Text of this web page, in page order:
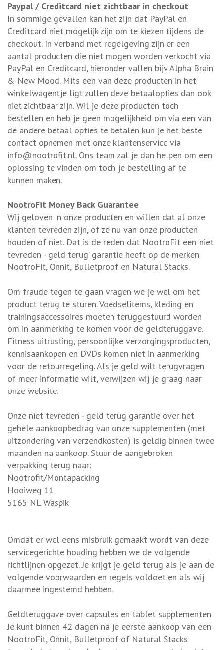
Paypal / Creditcard niet zichtbaar in checkout
In sommige gevallen kan het zijn dat PayPal en
Creditcard niet mogelijk zijn om te kiezen tijdens de
checkout. In verband met regelgeving zijn er een
aantal producten die niet mogen worden verkocht via
PayPal en Creditcard, hieronder vallen bijv Alpha Brain
& New Mood. Mits een van deze producten in het
winkelwagentje ligt zullen deze betaalopties dan ook
niet zichtbaar zijn. Wil je deze producten toch
bestellen en heb je geen mogelijkheid om via een van
de andere betaal opties te betalen kun je het beste
contact opnemen met onze klantenservice via
info@nootrofit.nl. Ons team zal je dan helpen om een
oplossing te vinden om toch je bestelling af te
kunnen maken.
NootroFit Money Back Guarantee
Wij geloven in onze producten en willen dat al onze
klanten tevreden zijn, of ze nu van onze producten
houden of niet. Dat is de reden dat NootroFit een ‘niet
tevreden - geld terug’ garantie heeft op de merken
NootroFit, Onnit, Bulletproof en Natural Stacks.
Om fraude tegen te gaan vragen we je wel om het
product terug te sturen. Voedselitems, kleding en
trainingsaccessoires moeten teruggestuurd worden
om in aanmerking te komen voor de geldteruggave.
Fitness uitrusting, persoonlijke verzorgingsproducten,
kennisaankopen en DVDs komen niet in aanmerking
voor de retourregeling. Als je geld wilt terugvragen
of meer informatie wilt, verwijzen wij je graag naar
onze website.
Onze niet tevreden - geld terug garantie over het
gehele aankoopbedrag van onze supplementen (met
uitzondering van verzendkosten) is geldig binnen twee
maanden na aankoop. Stuur de aangebroken
verpakking terug naar:
Nootrofit/Montapacking
Hooiweg 11
5165 NL Waspik
Omdat er wel eens misbruik gemaakt wordt van deze
servicegerichte houding hebben we de volgende
richtlijnen opgezet. Je krijgt je geld terug als je aan de
volgende voorwaarden en regels voldoet en als wij
daarmee ingestemd hebben.
Geldteruggave over capsules en tablet supplementen
Je kunt binnen 42 dagen na je eerste aankoop van een
NootroFit, Onnit, Bulletproof of Natural Stacks